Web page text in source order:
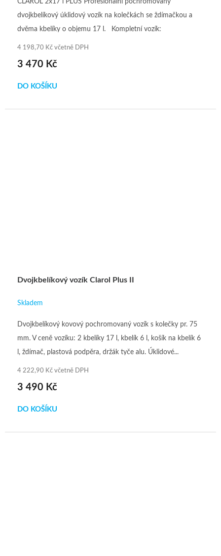
4 198,70 Kč včetně DPH
3 470 Kč
DO KOŠÍKU
CLAROL 2x17 l PLUS Profesionální pochromovaný
dvojkbelíkový úklidový vozík na kolečkách se ždímačkou a
dvěma kbelíky o objemu 17 l. Kompletní vozík:
chromovaná...
Dvojkbelíkový vozík Clarol Plus II
Skladem
4 222,90 Kč včetně DPH
3 490 Kč
DO KOŠÍKU
Dvojkbelíkový kovový pochromovaný vozík s kolečky pr. 75
mm. V ceně vozíku: 2 kbelíky 17 l, kbelík 6 l, košík na kbelík 6
l, ždímač, plastová podpěra, držák tyče alu. Úklidové...